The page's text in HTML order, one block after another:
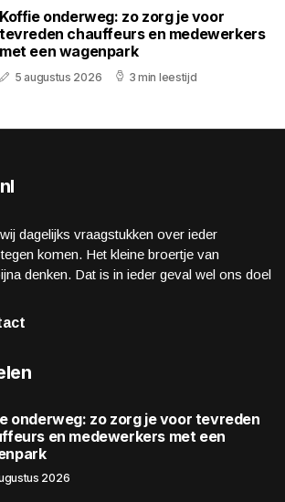
Koffie onderweg: zo zorg je voor
tevreden chauffeurs en medewerkers
met een wagenpark
5 augustus 2026 3 min leestijd
dagelijks vraagstukken over ieder
komen. Het kleine broertje van
denken. Dat is in ieder geval wel ons doel
onderweg: zo zorg je voor tevreden
en medewerkers met een
2026